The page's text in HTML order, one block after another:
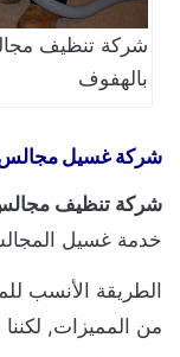
شركة تنظيف
بالهفوف
غسيل مجالس
تنظيف مجالس
غسيل المجالس
الأنسب
المميزات, لكننا